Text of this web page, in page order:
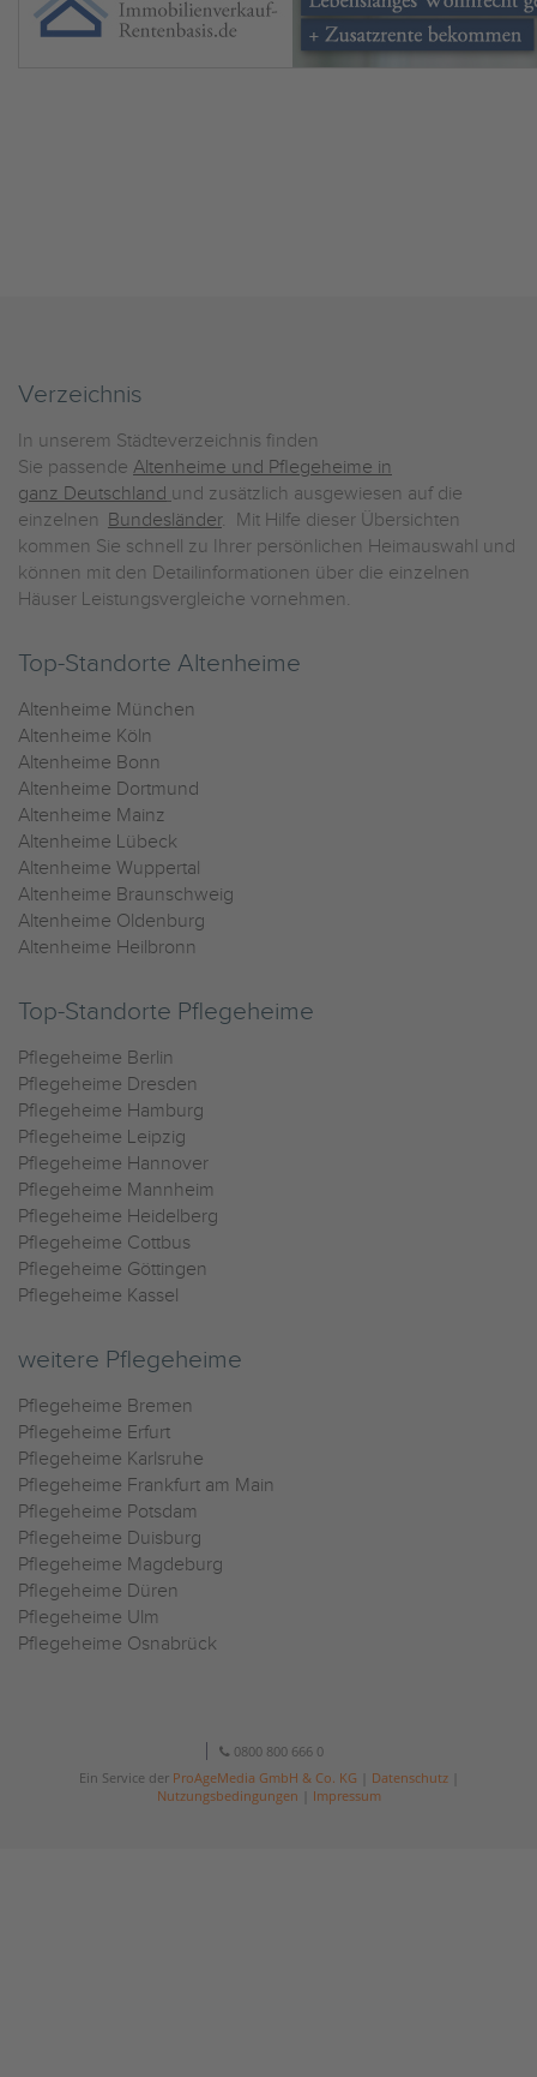
Verzeichnis
In unserem Städteverzeichnis finden
Sie passende Altenheime und Pflegeheime in
ganz Deutschland und zusätzlich ausgewiesen auf die
einzelnen Bundesländer. Mit Hilfe dieser Übersichten
kommen Sie schnell zu Ihrer persönlichen Heimauswahl und
können mit den Detailinformationen über die einzelnen
Häuser Leistungsvergleiche vornehmen.
Top-Standorte Altenheime
Altenheime München
Altenheime Köln
Altenheime Bonn
Altenheime Dortmund
Altenheime Mainz
Altenheime Lübeck
Altenheime Wuppertal
Altenheime Braunschweig
Altenheime Oldenburg
Altenheime Heilbronn
Top-Standorte Pflegeheime
Pflegeheime Berlin
Pflegeheime Dresden
Pflegeheime Hamburg
Pflegeheime Leipzig
Pflegeheime Hannover
Pflegeheime Mannheim
Pflegeheime Heidelberg
Pflegeheime Cottbus
Pflegeheime Göttingen
Pflegeheime Kassel
weitere Pflegeheime
Pflegeheime Bremen
Pflegeheime Erfurt
Pflegeheime Karlsruhe
Pflegeheime Frankfurt am Main
Pflegeheime Potsdam
Pflegeheime Duisburg
Pflegeheime Magdeburg
Pflegeheime Düren
Pflegeheime Ulm
Pflegeheime Osnabrück
0800 800 666 0
Ein Service der ProAgeMedia GmbH & Co. KG Datenschutz|
Nutzungsbedingungen
Impressum